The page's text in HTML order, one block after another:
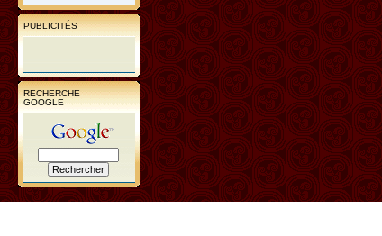
PUBLICITÉS
RECHERCHE
GOOGLE